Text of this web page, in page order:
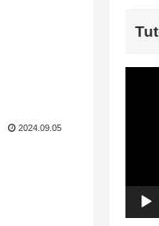
2024.09.05
ヤ